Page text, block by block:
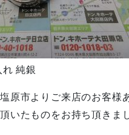
純銀
原市よりご来店のお客様
いたものをお持ち頂きま